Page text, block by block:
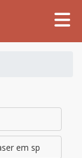
em sp